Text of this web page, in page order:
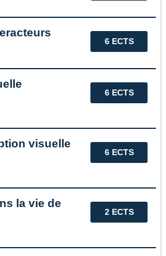
6 ECTS
6 ECTS
6 ECTS
visuelle
2 ECTS
la vie de